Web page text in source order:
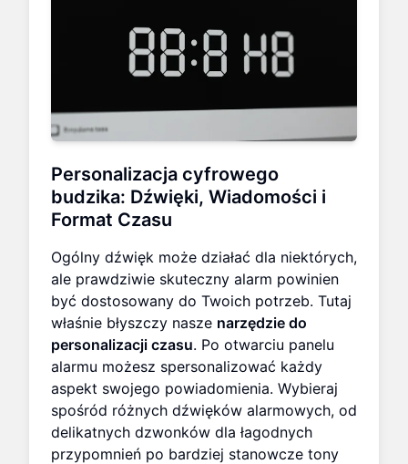
Personalizacja cyfrowego
budzika: Dźwięki, Wiadomości i
Format Czasu
Ogólny dźwięk może działać dla niektórych,
ale prawdziwie skuteczny alarm powinien
być dostosowany do Twoich potrzeb. Tutaj
właśnie błyszczy nasze narzędzie do
personalizacji czasu. Po otwarciu panelu
alarmu możesz spersonalizować każdy
aspekt swojego powiadomienia. Wybieraj
spośród różnych dźwięków alarmowych, od
delikatnych dzwonków dla łagodnych
przypomnień po bardziej stanowcze tony